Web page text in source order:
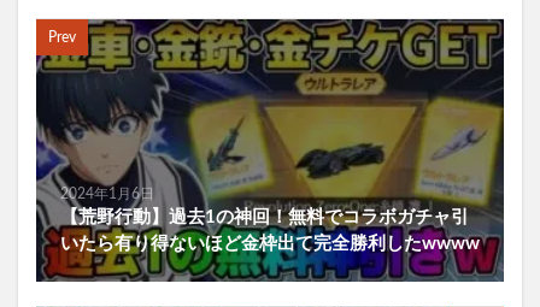
Prev
2024年1月6日
【荒野行動】過去1の神回！無料でコラボガチャ引
いたら有り得ないほど金枠出て完全勝利したwwww